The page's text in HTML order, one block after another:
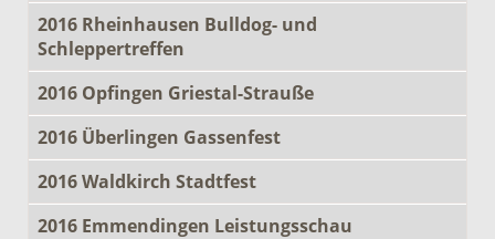
2016 Rheinhausen Bulldog- und
Schleppertreffen
2016 Opfingen Griestal-Strauße
2016 Überlingen Gassenfest
2016 Waldkirch Stadtfest
2016 Emmendingen Leistungsschau